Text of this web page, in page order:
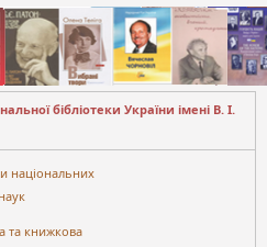
бібліотеки України імені В. І.
національних
та книжкова